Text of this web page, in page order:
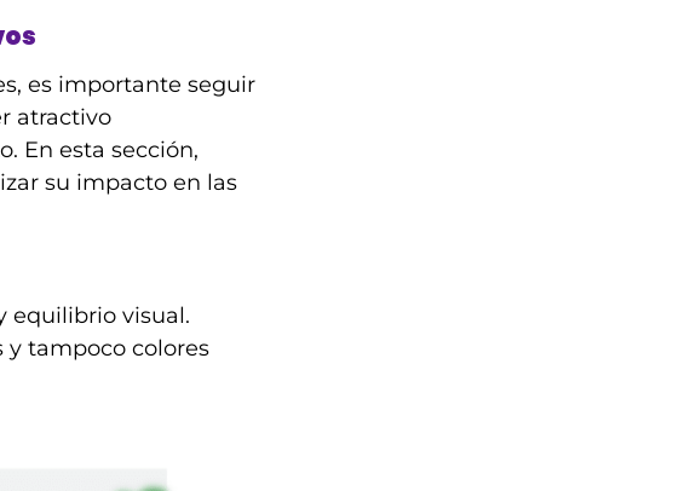
es importante seguir
atractivo
En esta sección,
su impacto en las
equilibrio visual.
y tampoco colores